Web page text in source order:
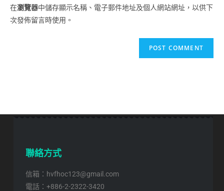
在瀏覽器中儲存顯示名稱、電子郵件地址及個人網站網址，以供下
次發佈留言時使用。
聯絡方式
信箱：hvfhoc123@gmail.com
電話：+886-2-2322-3420